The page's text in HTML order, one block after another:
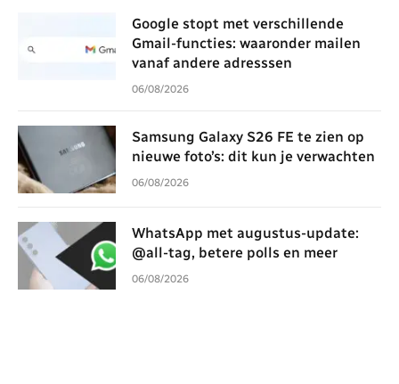
Google stopt met verschillende
Gmail-functies: waaronder mailen
vanaf andere adresssen
06/08/2026
Samsung Galaxy S26 FE te zien op
nieuwe foto’s: dit kun je verwachten
06/08/2026
WhatsApp met augustus-update:
@all-tag, betere polls en meer
06/08/2026